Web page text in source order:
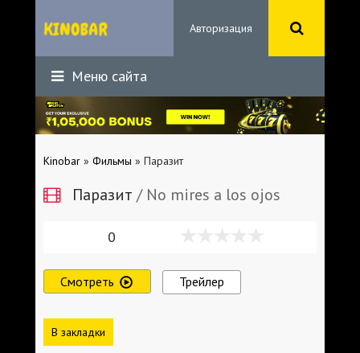
Авторизация
Меню сайта
Kinobar » Фильмы » Паразит
Паразит / No mires a los ojos
0
Смотреть Трейлер
В закладки